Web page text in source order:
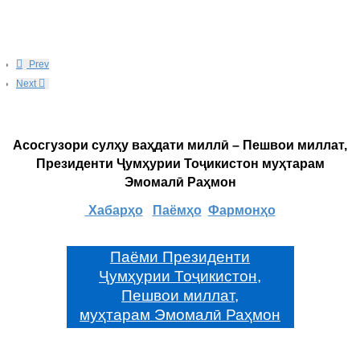
Prev
Next
Асосгузори сулҳу ваҳдати миллӣ – Пешвои миллат,
Президенти Ҷумҳурии Тоҷикистон муҳтарам
Эмомалӣ Раҳмон
Хабарҳо Паёмҳо Фармонҳо
Паёми Президенти
Ҷумҳурии Тоҷикистон,
Пешвои миллат,
муҳтарам Эмомалӣ Раҳмон